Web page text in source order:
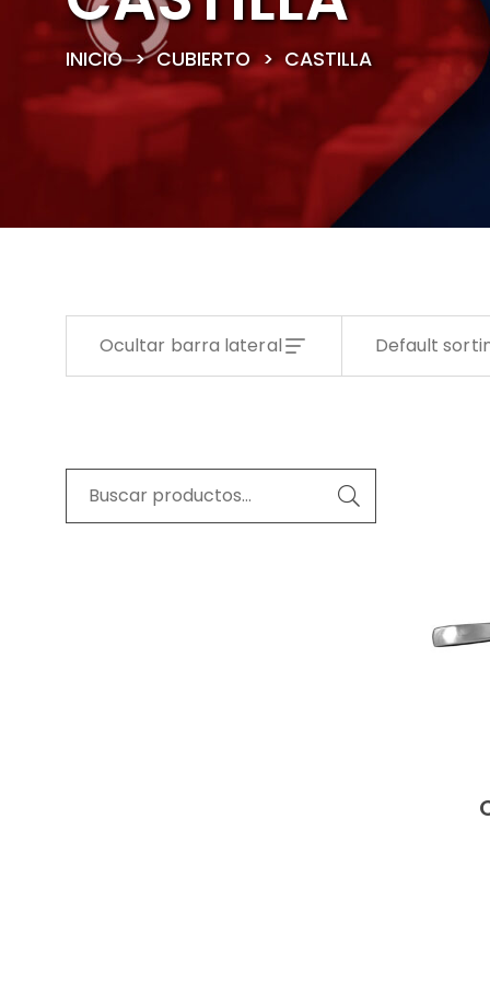
INICIO>CUBIERTO>CASTILLA
Ocultar barra lateral Default